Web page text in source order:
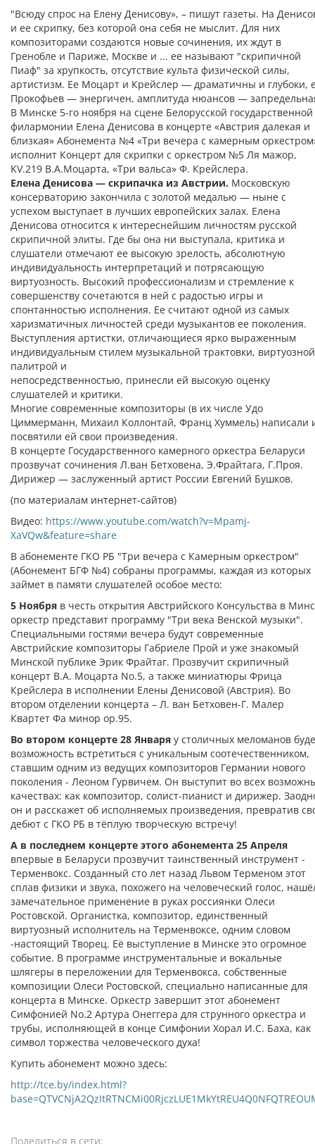
"Всюду спрос на Елену Денисову», – пишут газеты. На
и ее скрипку, без которой она себя не мыслит. Для них
композиторами создаются новые сочинения, их ждут в
Гренобле и Париже, Москве и ... ее называют "скрипичной
Пиаф" за хрупкость, отсутствие культа физической силы,
артистизм. Ее Моцарт и Крейслер — драматичны и глубоки,
Прокофьев — энергичен, амплитуда нюансов —
В Минске 5-го ноября на сцене Белорусской государственной
филармонии Елена Денисова в концерте «Австрия далекая и
близкая» Абонемента №4 «Три вечера с камерным
исполнит Концерт для скрипки с оркестром №5 Ля мажор,
KV.219 В.А.Моцарта, «Три вальса» Ф. Крейслера.
Елена Денисова — скрипачка из Австрии. Московскую
консерваторию закончила с золотой медалью — ныне с
успехом выступает в лучших европейских залах. Елена
Денисова относится к интереснейшим личностям русской
скрипичной элиты. Где бы она ни выступала, критика и
слушатели отмечают ее высокую зрелость, абсолютную
индивидуальность интерпретаций и потрясающую
виртуозность. Высокий профессионализм и стремление к
совершенству сочетаются в ней с радостью игры и
спонтанностью исполнения. Ее считают одной из самых
харизматичных личностей среди музыкантов ее поколения.
Выступления артистки, отличающиеся ярко выраженным
индивидуальным стилем музыкальной трактовки, виртуозной
палитрой и
непосредственностью, принесли ей высокую оценку
слушателей и критики.
Многие современные композиторы (в их числе Удо
Циммерманн, Михаил Коллонтай, Франц Хуммель) написали
посвятили ей свои произведения.
В концерте Государственного камерного оркестра Беларуси
прозвучат сочинения Л.ван Бетховена, Э.Фрайтага, Г.Проя.
Дирижер — заслуженный артист России Евгений Бушков.
(по материалам интернет-сайтов)
Видео: https://www.youtube.com/watch?v=Mpamj-
XaVQw&feature=share
В абонементе ГКО РБ "Три вечера с Камерным оркестром"
(Абонемент БГФ №4) собраны программы, каждая из которых
займет в памяти слушателей особое место:
5 Ноября в честь открытия Австрийского Консульства в
оркестр представит программу "Три века Венской музыки".
Специальными гостями вечера будут современные
Австрийские композиторы Габриеле Прой и уже знакомый
Минской публике Эрик Фрайтаг. Прозвучит скрипичный
концерт В.А. Моцарта No.5, а также миниатюры Фрица
Крейслера в исполнении Елены Денисовой (Австрия). Во
втором отделении концерта – Л. ван Бетховен-Г. Малер
Квартет Фа минор ор.95.
Во втором концерте 28 Января у столичных меломанов
возможность встретиться с уникальным соотечественником,
ставшим одним из ведущих композиторов Германии нового
поколения - Леоном Гурвичем. Он выступит во всех
качествах: как композитор, солист-пианист и дирижер.
он и расскажет об исполняемых произведения, превратив
дебют с ГКО РБ в тёплую творческую встречу!
А в последнем концерте этого абонемента 25 Апреля
впервые в Беларуси прозвучит таинственный инструмент -
Терменвокс. Созданный сто лет назад Львом Терменом этот
сплав физики и звука, похожего на человеческий голос,
замечательное применение в руках россиянки Олеси
Ростовской. Органистка, композитор, единственный
виртуозный исполнитель на Терменвоксе, одним словом
-настоящий Творец. Её выступление в Минске это огромное
событие. В программе инструментальные и вокальные
шлягеры в переложении для Терменвокса, собственные
композиции Олеси Ростовской, специально написанные для
концерта в Минске. Оркестр завершит этот абонемент
Симфонией No.2 Артура Онеггера для струнного оркестра и
трубы, исполняющей в конце Симфонии Хорал И.С. Баха, как
символ торжества человеческого духа!
Купить абонемент можно здесь:
http://tce.by/index.html?